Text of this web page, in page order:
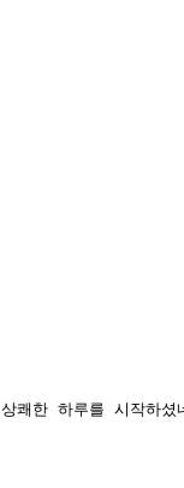
쾌한 하루를 시작하